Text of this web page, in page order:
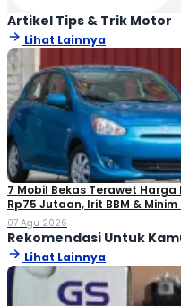
Artikel Tips & Trik Motor
Lihat Lainnya
7 Mobil Bekas Terawet Harga
Rp75 Jutaan, Irit BBM & Minim
07 Agu 2026
Rekomendasi Untuk
Lihat Lainnya